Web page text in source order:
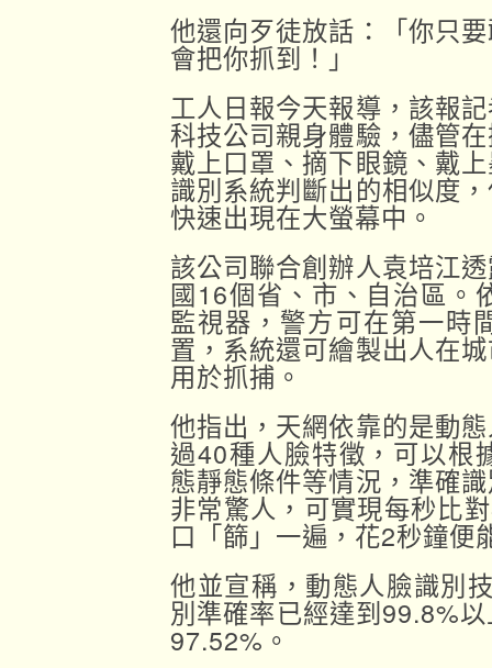
他還向歹徒放話：「你只
會把你抓到！」
工人日報今天報導，該報
科技公司親身體驗，儘管
戴上口罩、摘下眼鏡、戴
識別系統判斷出的相似度
快速出現在大螢幕中。
該公司聯合創辦人袁培江
國16個省、市、自治區。
監視器，警方可在第一時
置，系統還可繪製出人在
用於抓捕。
他指出，天網依靠的是動
過40種人臉特徵，可以根
態靜態條件等情況，準確
非常驚人，可實現每秒比
口「篩」一遍，花2秒鐘便
他並宣稱，動態人臉識別
別準確率已經達到99.8%
97.52%。